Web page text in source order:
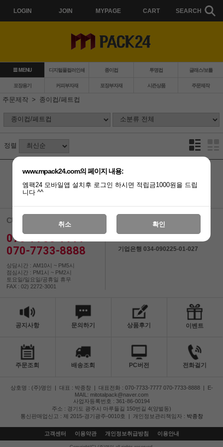
LOGIN JOIN MYPAGE CART SEARCH
MENU 디지털풀컬러인쇄 종이컵 투명컵 글래스/보틀
포장용기 커피부자재 포장부자재 시즌상품
주문제작
주문제작
종이컵/페트컵
정렬
상품 준비중 입니다.
CUSTOMER CENTER
070-7733-7777
070-7733-8888
상담시간 : AM10시 ~ PM5시
점심시간 : PM1시 ~ PM2시
토요일/일요일/공휴일 휴무
FAX : 02) 2272-3001
ACCOUNT INFO
기업은행 034-090225-01-027
공지사항 문의하기 상품후기 이벤트
주문조회 배송조회 PC버전 전화걸기
상호명 : (주)명인 | 대표 : 박종창 | 대표전화 : 070-7733-7777 070-7733-8888 | E-
MAIL: mitotalpack@naver.com
사업자등록번호 : 361-86-00194
주소 : 경기도 광주시 마루들길 150번길 4(양벌동)
통신판매업신고 : 제 2015-경기광주-0010호
| 개인정보관리책임자 : 박종창
고객센터 이용약관 개인정보취급방침 이용안내
www.mpack24.com의 페이지 내용:
엠팩24 모바일앱 설치후 로그인 하시면 적립금1000원을 드립
니다 ^^
취소 확인